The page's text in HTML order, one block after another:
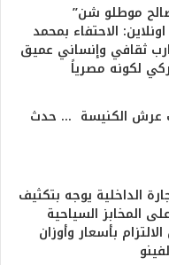
موطلو شن”
الاحتفاء بمحمد
ثقافي وإنساني عميق
لكونه مصرياً
عرش الكنيسة … حدث
الداخلية يوجه بتكثيف
المخابز السياحية
بأسعار وأوزان